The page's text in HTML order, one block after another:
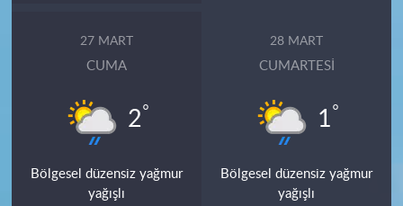
27 MART
CUMA
2°
Bölgesel düzensiz yağmur
yağışlı
28 MART
CUMARTESI
1°
Bölgesel düzensiz yağmur
yağışlı